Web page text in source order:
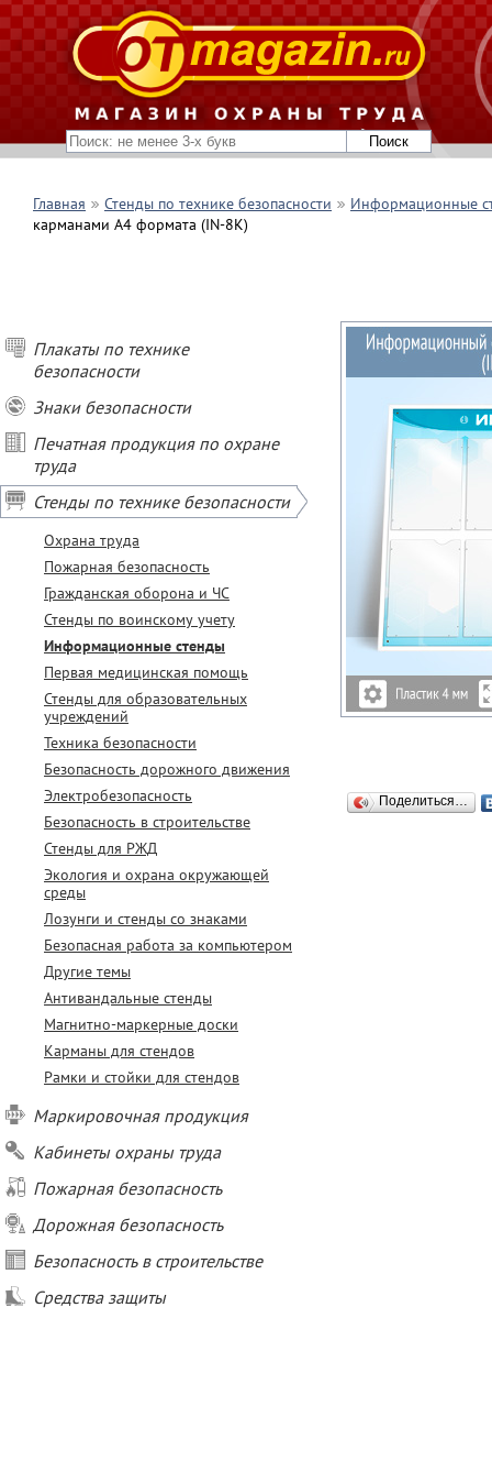
Главная Стенды по технике безопасности
Информационные
карманами А4 формата (IN-8K)
Плакаты по технике
безопасности
Знаки безопасности
Печатная продукция по охране
труда
Стенды по технике безопасности
Охрана труда
Пожарная безопасность
Гражданская оборона и ЧС
Стенды по воинскому учету
Информационные стенды
Первая медицинская помощь
Стенды для образовательных
учреждений
Техника безопасности
Безопасность дорожного движения
Электробезопасность
Безопасность в строительстве
Стенды для РЖД
Экология и охрана окружающей
среды
Лозунги и стенды со знаками
Безопасная работа за компьютером
Другие темы
Антивандальные стенды
Магнитно-маркерные доски
Карманы для стендов
Рамки и стойки для стендов
Маркировочная продукция
Кабинеты охраны труда
Пожарная безопасность
Дорожная безопасность
Безопасность в строительстве
Средства защиты
Поделиться…